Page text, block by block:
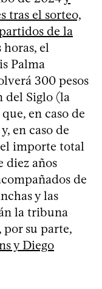
tras el sorteo,
de la
el
Palma
300 pesos
del Siglo (la
en caso de
en caso de
importe total
diez años
de
y las
la tribuna
su parte,
y Diego